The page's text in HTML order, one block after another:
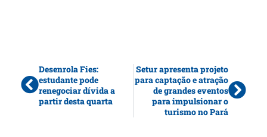
Desenrola Fies:
estudante pode
renegociar dívida a
partir desta quarta
Setur apresenta projeto
para captação e atração
de grandes eventos
para impulsionar o
turismo no Pará